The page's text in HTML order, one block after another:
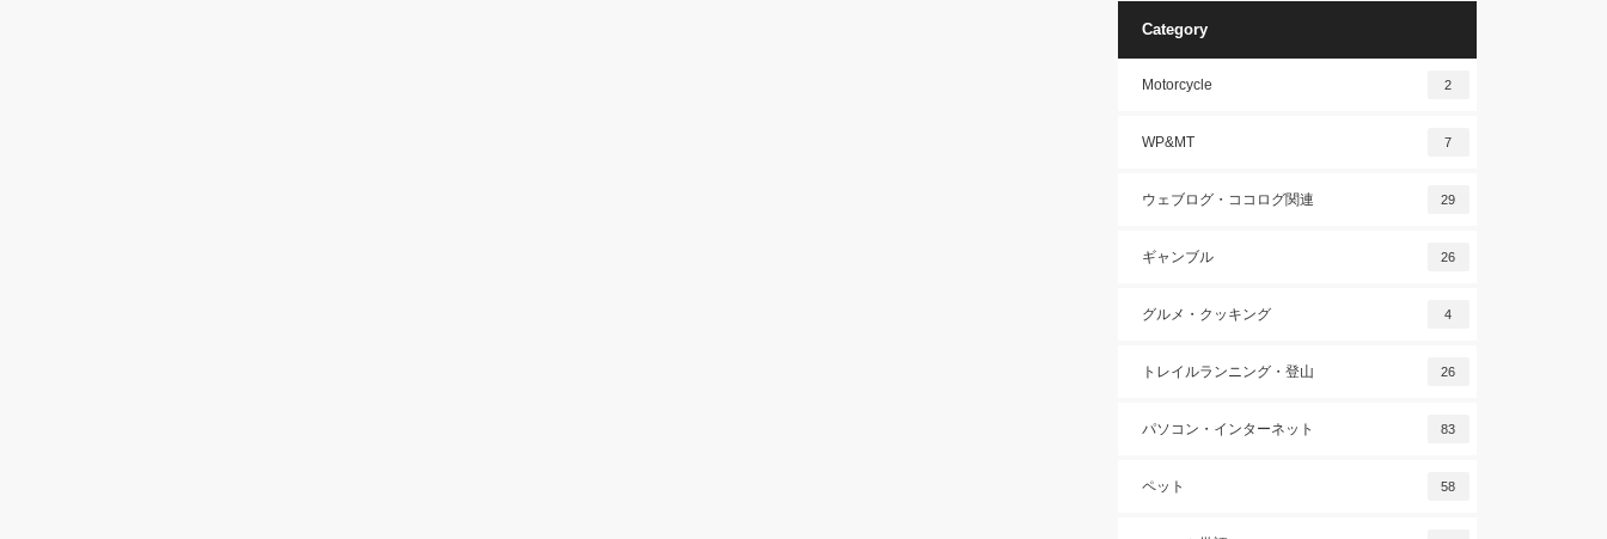
Category
Motorcycle 2
WP&MT 7
ウェブログ・ココログ関連 29
ギャンブル 26
グルメ・クッキング 4
トレイルランニング・登山 26
パソコン・インターネット 83
ペット 58